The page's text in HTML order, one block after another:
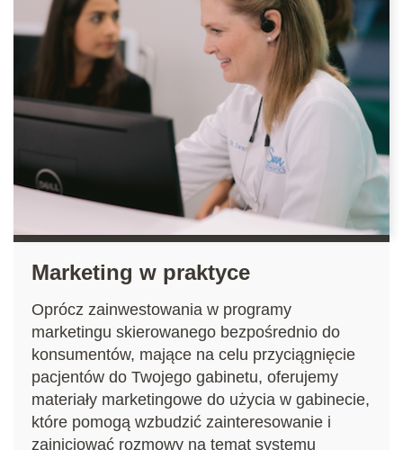
Marketing w praktyce
Oprócz zainwestowania w programy
marketingu skierowanego bezpośrednio do
konsumentów, mające na celu przyciągnięcie
pacjentów do Twojego gabinetu, oferujemy
materiały marketingowe do użycia w gabinecie,
które pomogą wzbudzić zainteresowanie i
zainicjować rozmowy na temat systemu